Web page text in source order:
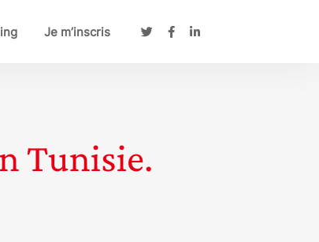
Je m’inscris
Tunisie.